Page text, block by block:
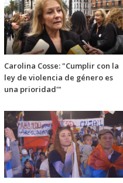
Carolina Cosse: "Cumplir con la
ley de violencia de género es
una prioridad'"